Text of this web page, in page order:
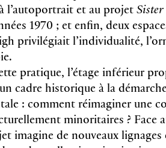
l’autoportrait et au projet
1970 ; et enfin, deux
privilégiait l’individualité,
pratique, l’étage inférieur
cadre historique à la
: comment réimaginer une
minoritaires ? Face
imagine de nouveaux